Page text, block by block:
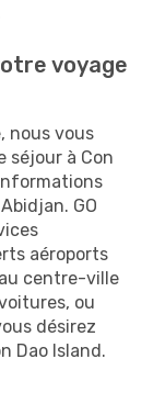
voyage
nous vous
séjour à Con
GO
aéroports
centre-ville
ou
désirez
Dao Island.